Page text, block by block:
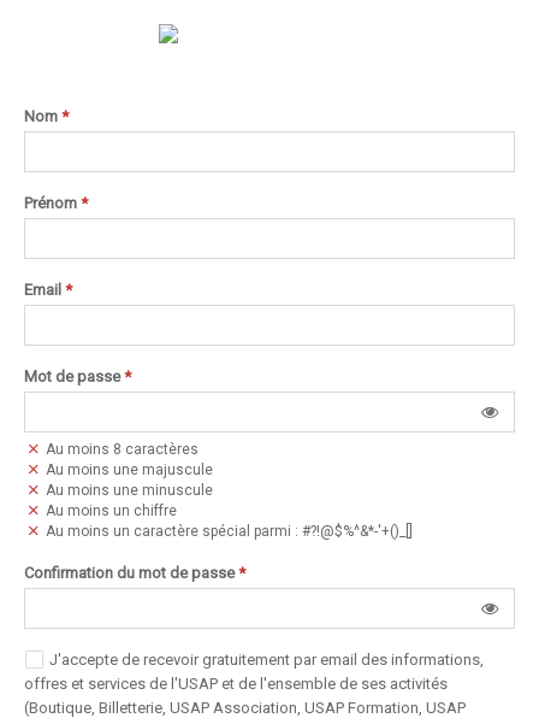
Nom *
Prénom *
Email *
Mot de passe*
Au moins 8 caractères
Au moins une majuscule
Au moins une minuscule
Au moins un chiffre
Au moins un caractère spécial parmi : #?!@$%^&*-'+()_[]
Confirmation du mot de passe*
J'accepte de recevoir gratuitement par email des informations,
offres et services de l'USAP et de l'ensemble de ses activités
(Boutique, Billetterie, USAP Association, USAP Formation, USAP